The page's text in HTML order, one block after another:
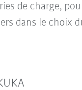
de charge,
dans le choix